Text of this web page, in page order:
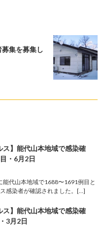
募集を募集し
ス】能代山本地域で感染確
・6月2日
代山本地域で1688〜1691例目と
感染者が確認されました。[…]
ス】能代山本地域で感染確
3月2日